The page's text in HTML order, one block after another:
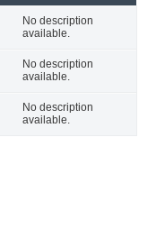
No description
available.
No description
available.
No description
available.